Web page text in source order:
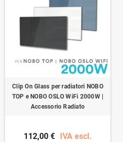
Clip On Glass per radiatori NOBO
TOP e NOBO OSLO WiFi 2000W |
Accessorio Radiato
112,00 € IVA escl.